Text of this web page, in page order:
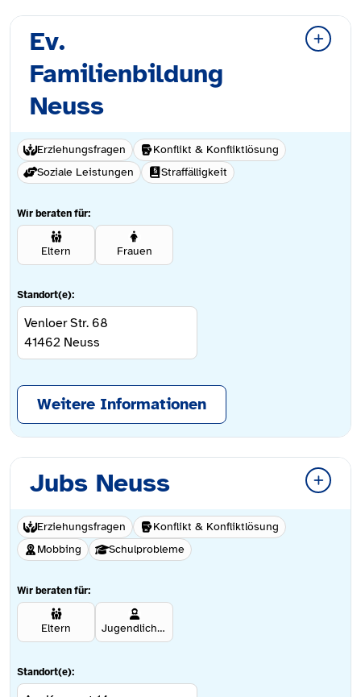
Ev.
Familienbildung
Neuss
Erziehungsfragen
Konflikt & Konfliktlösung
Soziale Leistungen
Straffälligkeit
Wir beraten für:
Eltern Frauen
Standort(e):
Venloer Str. 68
41462 Neuss
Weitere Informationen
Jubs Neuss
Erziehungsfragen
Konflikt & Konfliktlösung
Mobbing
Schulprobleme
Wir beraten für:
Eltern Jugendliche ab 12 Jahren
Standort(e):